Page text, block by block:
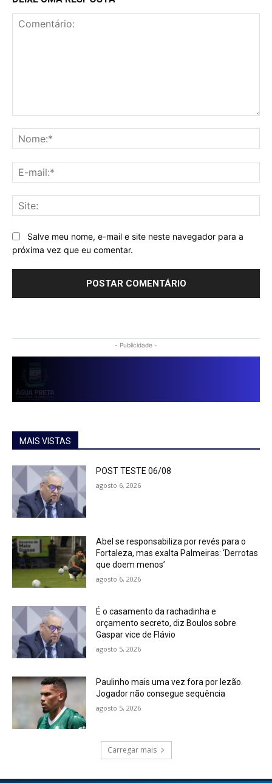
Salve meu nome, e-mail e site neste navegador para a
próxima vez que eu comentar.
- Publicidade -
MAIS VISTAS
POST TESTE 06/08
agosto 6, 2026
Abel se responsabiliza por revés para o
Fortaleza, mas exalta Palmeiras: ‘Derrotas
que doem menos’
agosto 6, 2026
É o casamento da rachadinha e
orçamento secreto, diz Boulos sobre
Gaspar vice de Flávio
agosto 5, 2026
Paulinho mais uma vez fora por lezão.
Jogador não consegue sequência
agosto 5, 2026
Carregar mais